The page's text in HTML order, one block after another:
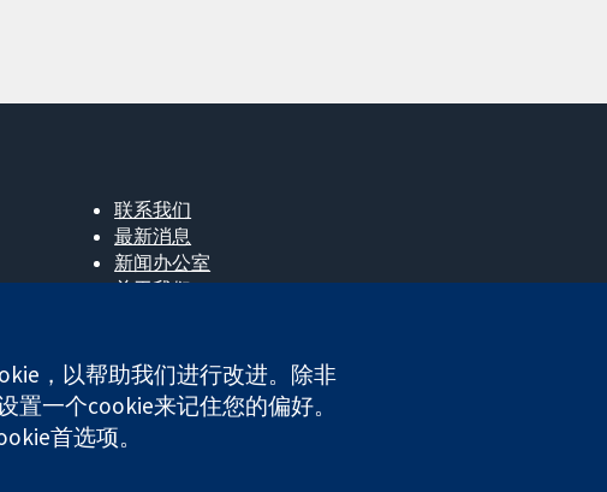
联系我们
最新消息
新闻办公室
关于我们
& Wales. VAT registration number GB 718 2127 49.
，以帮助我们进行改进。除非
一个cookie来记住您的偏好。
首选项。